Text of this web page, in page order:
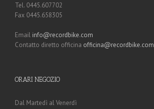
Tel. 0445.607702
Fax 0445.658305
Email info@recordbike.com
Contatto diretto officina officina@recordbike.com
ORARI NEGOZIO
Dal Martedì al Venerdì